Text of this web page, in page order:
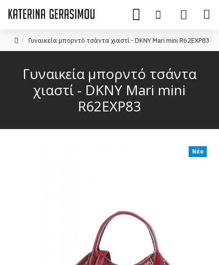
Γυναικεία μπορντό τσάντα χιαστί - DKNY Mari mini R62EXP83
Γυναικεία μπορντό τσάντα
χιαστί - DKNY Mari mini
R62EXP83
Νέο